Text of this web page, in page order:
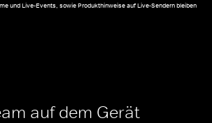
und Live-Events, sowie Produkthinweise auf Live-Sendern bleiben
auf dem Gerät